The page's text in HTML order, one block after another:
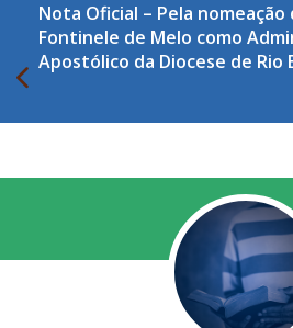
Nota Oficial – Pela
Fontinele de Melo como
Apostólico da Diocese de Rio